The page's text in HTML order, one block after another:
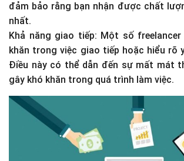
đảm bảo rằng bạn nhận được chất
nhất.
Khả năng giao tiếp: Một số
khăn trong việc giao tiếp hoặc hiểu rõ
Điều này có thể dẫn đến sự mất mát
gây khó khăn trong quá trình làm việc.